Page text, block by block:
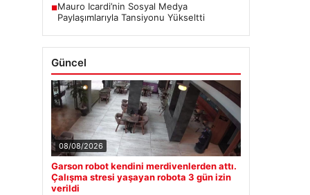
■Mauro Icardi’nin Sosyal Medya
Paylaşımlarıyla Tansiyonu Yükseltti
Güncel
08/08/2026
Garson robot kendini merdivenlerden attı.
Çalışma stresi yaşayan robota 3 gün izin
verildi